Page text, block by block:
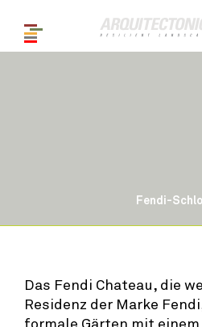
Fendi-
Das Fendi Chateau, die
Residenz der Marke
formale Gärten mit